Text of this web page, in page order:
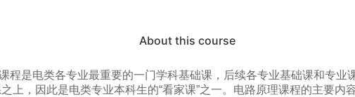
About this course
程是电类各专业最重要的一门学科基础课，后续各专业基础课和专业
上，因此是电类专业本科生的“看家课”之一。电路原理课程的主要内